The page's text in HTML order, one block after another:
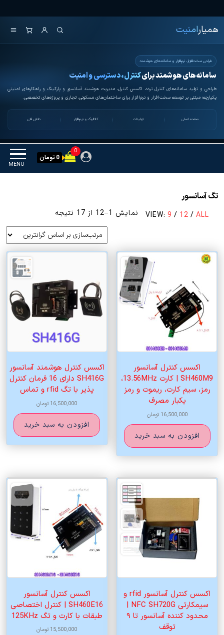
to
the
content
همیار امنیت
همیارامنیت
طراحی سخت‌افزار، نرم‌افزار و سامانه‌های هوشمند
سامانه‌های هوشمند برایکنترل، دسترسی و امنیت
طراحی و تولید سامانه‌های کنترل تردد، اکسس کنترل، مدیریت هوشمند آسانسور و پارکینگ و راهکارهای امنیتی
یکپارچه؛ مبتنی بر توسعه سخت‌افزار و نرم‌افزار برای ساختمان‌های مسکونی، تجاری و پروژه‌های تخصصی.
صفحه اصلی تولیدات کاتالوگ و نرم‌افزار دانش فنی
MENU
0
0 تومان
تگ آسانسور
VIEW: 9 / 12 / ALL نمایش 1–12 از 17 نتیجه
بر
اساس
قیمت:
کم
اکسس کنترل آسانسور
SH460M9 | کارت 13.56MHz،
رمز، سیم کارت، ریموت و رمز
یکبار مصرف
16,500,000 تومان
افزودن به سبد خرید
اکسس کنترل هوشمند آسانسور
SH416G دارای 16 فرمان کنترل
پذیر با تگ rfid و تماس
16,500,000 تومان
افزودن به سبد خرید
اکسس کنترل آسانسور rfid و
سیمکارتی NFC SH720G |
محدود کننده آسانسور تا ۹
توقف
اکسس کنترل آسانسور
SH460E16 | کنترل اختصاصی
طبقات با کارت و تگ 125KHz
15,500,000 تومان